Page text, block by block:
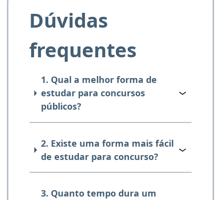
Dúvidas
frequentes
1. Qual a melhor forma de
estudar para concursos
públicos?
2. Existe uma forma mais fácil
de estudar para concurso?
3. Quanto tempo dura um